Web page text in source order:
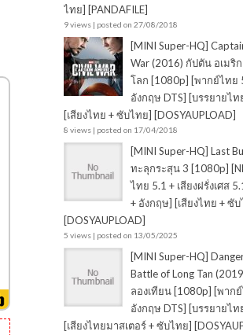
ไทย] [PANDAFILE]
9 views| posted on 27/08/2018
[MINI Super-HQ]
War (2016) กัปตัน อเมริ
โลก [1080p] [พากย์ไทย
อังกฤษ DTS] [บรรยายไท
[เสียงไทย + ซับไทย] [DOSYAUPLOAD]
8 views| posted on 17/04/2018
[MINI Super-HQ] Last
ทะลุกระสุน 3 [1080p]
ไทย 5.1 + เสียงฝรั่งเศส
+ อังกฤษ] [เสียงไทย + ซั
[DOSYAUPLOAD]
5 views| posted on 13/05/2025
[MINI Super-HQ]
Battle of Long Tan
ลองเทียน [1080p] [พากย์
อังกฤษ DTS] [บรรยายไท
[เสียงไทยมาสเตอร์ + ซับไทย]